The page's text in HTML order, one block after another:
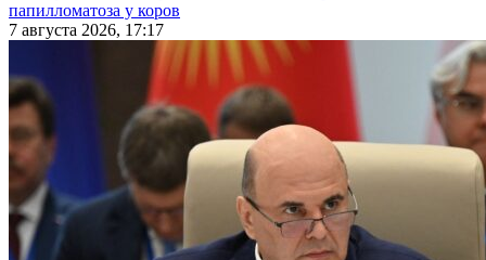
папилломатоза у коров
7 августа 2026, 17:17